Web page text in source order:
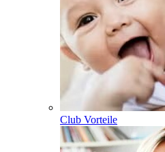
Club Vorteile